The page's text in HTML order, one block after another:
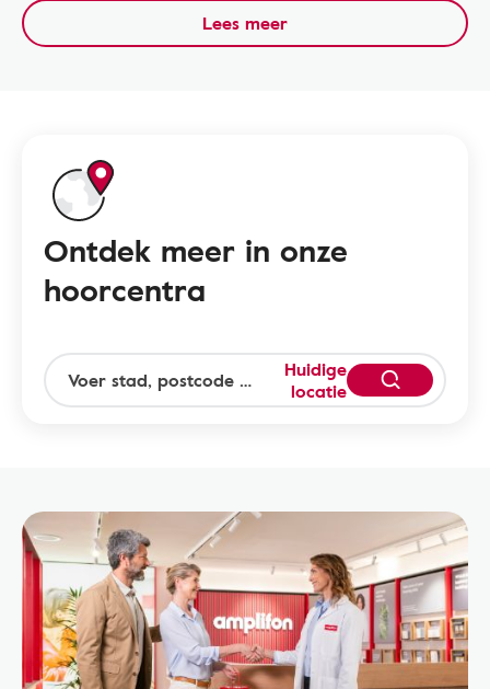
Lees meer
Ontdek meer in onze
hoorcentra
Huidige
locatie